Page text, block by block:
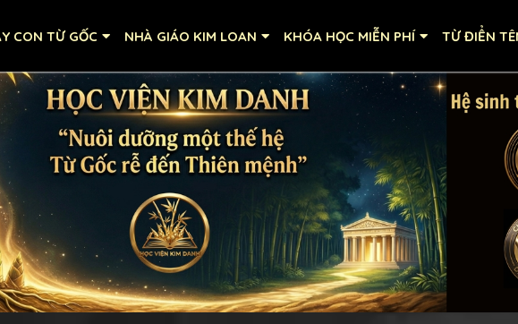
CON TỪ GỐC NHÀ GIÁO KIM LOAN KHÓA HỌC MIỄN PHÍ TỪ ĐIỂN